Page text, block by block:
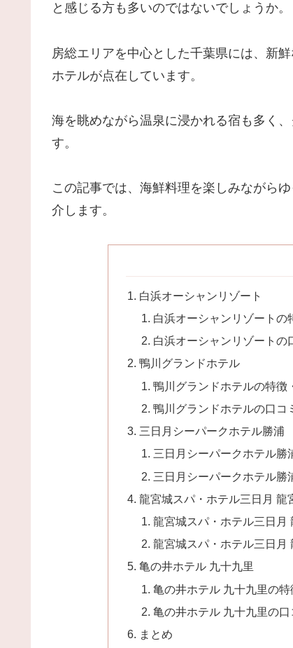
と感じる方も多いのではないでしょうか。
房総エリアを中心とした千葉県には、新
ホテルが点在しています。
海を眺めながら温泉に浸かれる宿も多く
す。
この記事では、海鮮料理を楽しみながら
介します。
白浜オーシャンリゾート
白浜オーシャンリゾートの
白浜オーシャンリゾートの
鴨川グランドホテル
鴨川グランドホテルの特徴
鴨川グランドホテルの口コ
三日月シーパークホテル勝浦
三日月シーパークホテル勝
三日月シーパークホテル勝
龍宮城スパ・ホテル三日月 龍
龍宮城スパ・ホテル三日月
龍宮城スパ・ホテル三日月
亀の井ホテル 九十九里
亀の井ホテル 九十九里の特
亀の井ホテル 九十九里の口
まとめ